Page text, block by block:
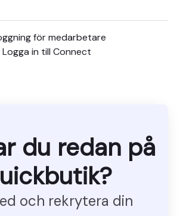
för medarbetare
Logga in till Connect
du redan på
och rekrytera din